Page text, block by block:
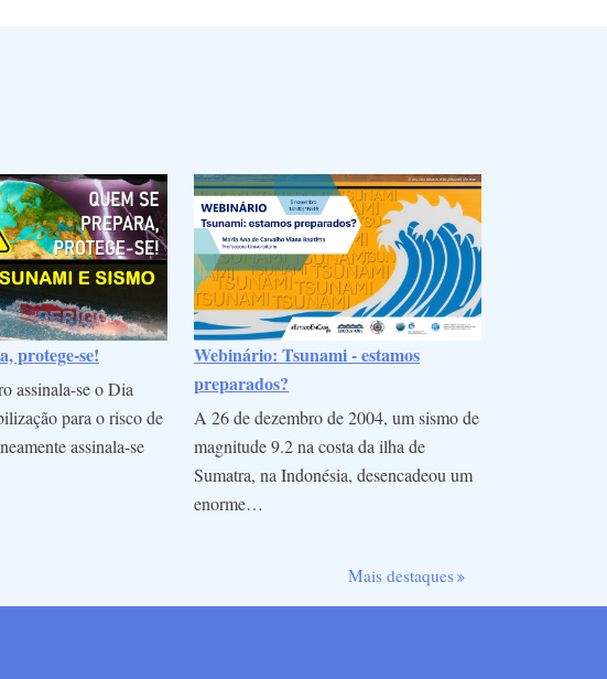
protege-se!
assinala-se o Dia
para o risco de
assinala-se
Webinário: Tsunami - estamos
preparados?
A 26 de dezembro de 2004, um sismo de
magnitude 9.2 na costa da ilha de
Sumatra, na Indonésia, desencadeou um
enorme…
Mais destaques